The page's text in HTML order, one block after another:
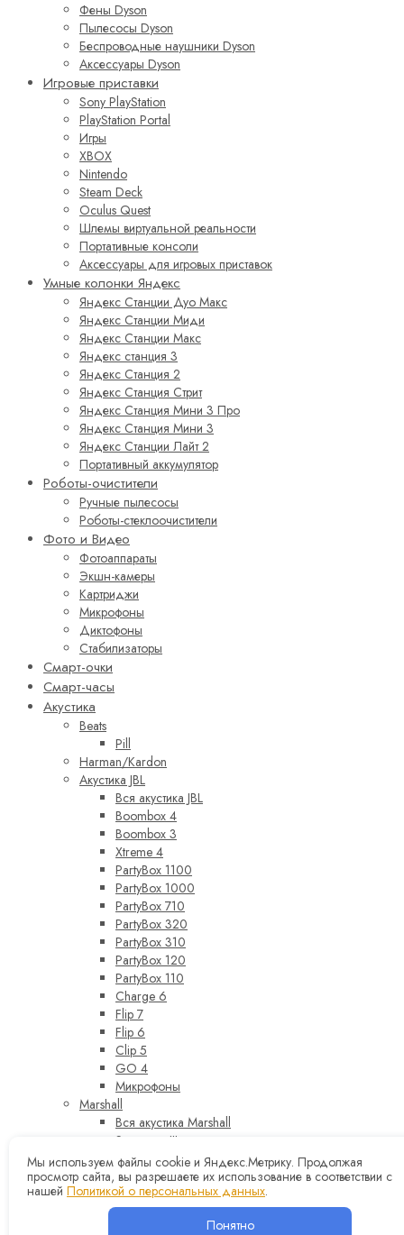
Фены Dyson
Пылесосы Dyson
Беспроводные наушники Dyson
Аксессуары Dyson
Игровые приставки
Sony PlayStation
PlayStation Portal
Игры
XBOX
Nintendo
Steam Deck
Oculus Quest
Шлемы виртуальной реальности
Портативные консоли
Аксессуары для игровых приставок
Умные колонки Яндекс
Яндекс Станции Дуо Макс
Яндекс Станции Миди
Яндекс Станции Макс
Яндекс станция 3
Яндекс Станция 2
Яндекс Станция Стрит
Яндекс Станция Мини 3 Про
Яндекс Станция Мини 3
Яндекс Станции Лайт 2
Портативный аккумулятор
Роботы-очистители
Ручные пылесосы
Роботы-стеклоочистители
Фото и Видео
Фотоаппараты
Экшн-камеры
Картриджи
Микрофоны
Диктофоны
Стабилизаторы
Смарт-очки
Смарт-часы
Акустика
Beats
Pill
Harman/Kardon
Акустика JBL
Вся акустика JBL
Boombox 4
Boombox 3
Xtreme 4
PartyBox 1100
PartyBox 1000
PartyBox 710
PartyBox 320
PartyBox 310
PartyBox 120
PartyBox 110
Charge 6
Flip 7
Flip 6
Clip 5
GO 4
Микрофоны
Marshall
Вся акустика Marshall
Stanmore III
Acton III
Woburn III
Kilburn III
Woburn II
Мы используем файлы cookie и Яндекс.Метрику. Продолжая
просмотр сайта, вы разрешаете их использование в соответствии с
нашей Политикой о персональных данных.
Понятно